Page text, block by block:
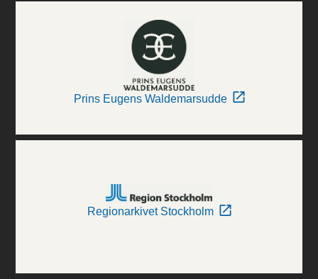
Prins Eugens Waldemarsudde
Regionarkivet Stockholm